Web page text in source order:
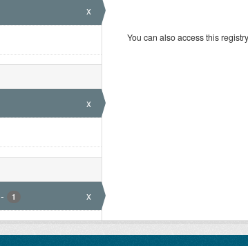
x
x
- 1 x
You can also access this